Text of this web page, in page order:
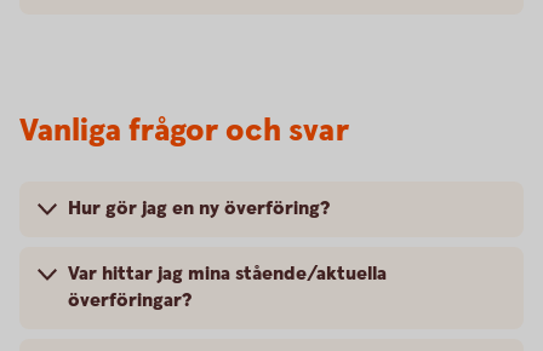
Vanliga frågor och svar
Hur gör jag en ny överföring?
Var hittar jag mina stående/aktuella
överföringar?